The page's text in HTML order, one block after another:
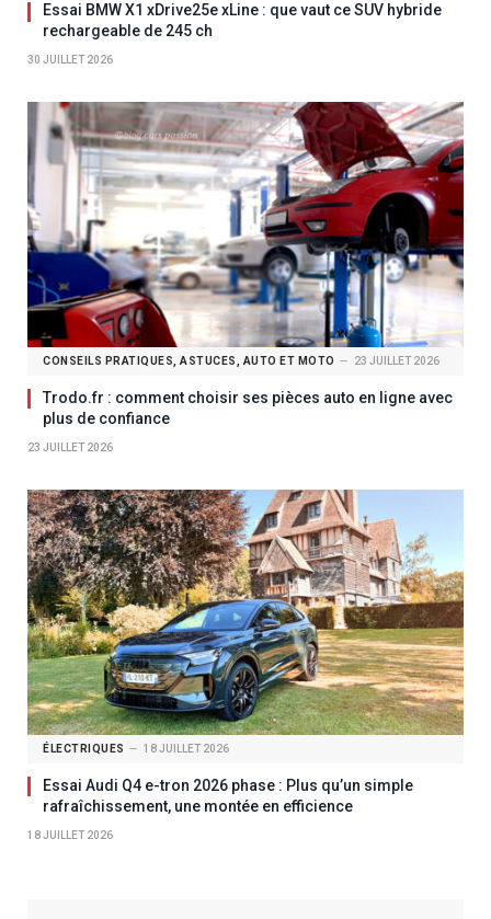
Essai BMW X1 xDrive25e xLine : que vaut ce SUV hybride
rechargeable de 245 ch
30 JUILLET 2026
CONSEILS PRATIQUES, ASTUCES, AUTO ET MOTO 23 JUILLET 2026
Trodo.fr : comment choisir ses pièces auto en ligne avec
plus de confiance
23 JUILLET 2026
ÉLECTRIQUES 18 JUILLET 2026
Essai Audi Q4 e-tron 2026 phase : Plus qu’un simple
rafraîchissement, une montée en efficience
18 JUILLET 2026